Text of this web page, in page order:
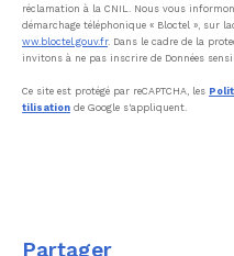
réclamation à la CNIL. Nous vous
démarchage téléphonique « Bloctel », sur
ww.bloctel.gouv.fr. Dans le cadre de la
invitons à ne pas inscrire de Données
Ce site est protégé par reCAPTCHA, les
tilisation de Google s'appliquent.
partager